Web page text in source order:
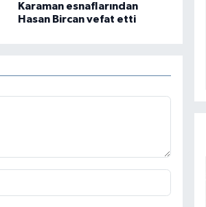
Karaman esnaflarından
Hasan Bircan vefat etti